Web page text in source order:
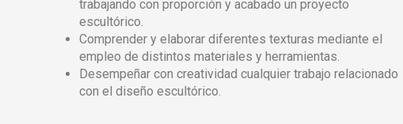
trabajando con proporción y acabado un proyecto
escultórico.
Comprender y elaborar diferentes texturas mediante el
empleo de distintos materiales y herramientas.
Desempeñar con creatividad cualquier trabajo relacionado
con el diseño escultórico.